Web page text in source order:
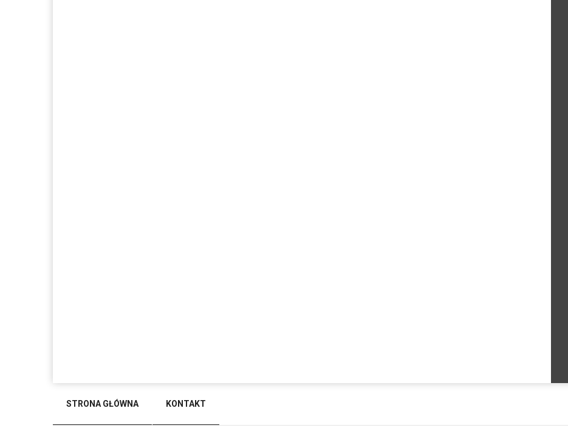
STRONA GŁÓWNA KONTAKT